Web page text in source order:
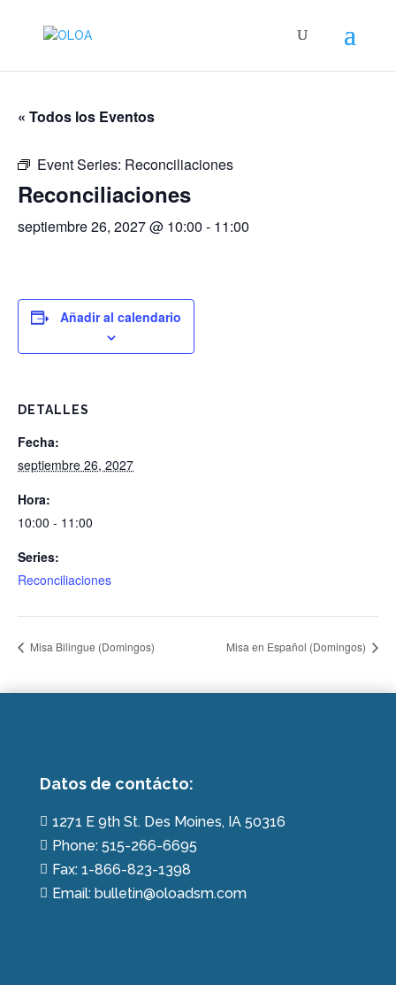
« Todos los Eventos
Event Series: Reconciliaciones
Reconciliaciones
septiembre 26, 2027 @ 10:00 - 11:00
Añadir al calendario
DETALLES
Fecha:
septiembre 26, 2027
Hora:
10:00 - 11:00
Series:
Reconciliaciones
Misa Bilingue (Domingos) Misa en Español (Domingos)
Datos de contácto:
 1271 E 9th St. Des Moines, IA 50316
 Phone: 515-266-6695
 Fax: 1-866-823-1398
 Email: bulletin@oloadsm.com